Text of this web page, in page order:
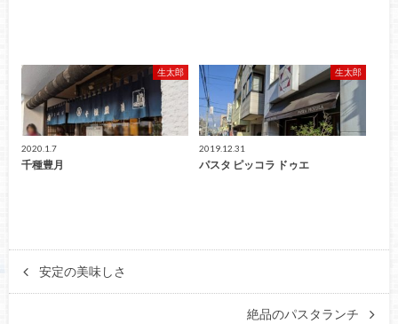
生太郎
2020.1.7
千種豊月
生太郎
2019.12.31
パスタ ピッコラ ドゥエ
安定の美味しさ
絶品のパスタランチ